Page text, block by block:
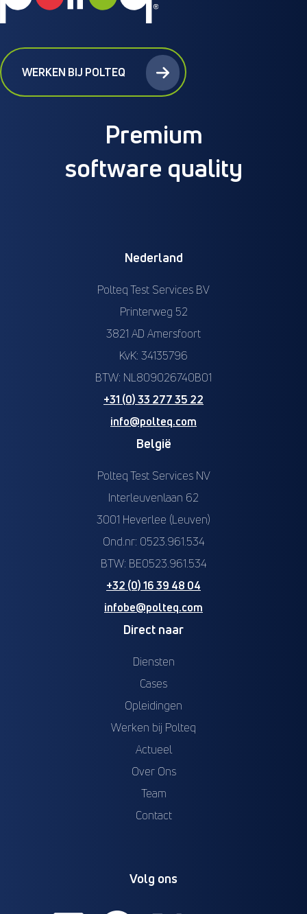
WERKEN BIJ POLTEQ
Premium
software quality
Nederland
Polteq Test Services BV
Printerweg 52
3821 AD Amersfoort
KvK: 34135796
BTW: NL809026740B01
+31 (0) 33 277 35 22
info@polteq.com
België
Polteq Test Services NV
Interleuvenlaan 62
3001 Heverlee (Leuven)
Ond.nr: 0523.961.534
BTW: BE0523.961.534
+32 (0) 16 39 48 04
infobe@polteq.com
Direct naar
Diensten
Cases
Opleidingen
Werken bij Polteq
Actueel
Over Ons
Team
Contact
Volg ons